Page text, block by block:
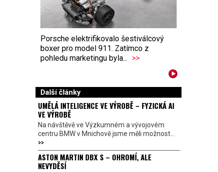
Porsche elektrifikovalo šestiválcový
boxer pro model 911. Zatímco z
pohledu marketingu byla... >>
Další články
UMĚLÁ INTELIGENCE VE VÝROBĚ – FYZICKÁ AI
VE VÝROBĚ
Na návštěvě ve Výzkumném a vývojovém
centru BMW v Mnichově jsme měli možnost...
>>
ASTON MARTIN DBX S – OHROMÍ, ALE
NEVYDĚSÍ